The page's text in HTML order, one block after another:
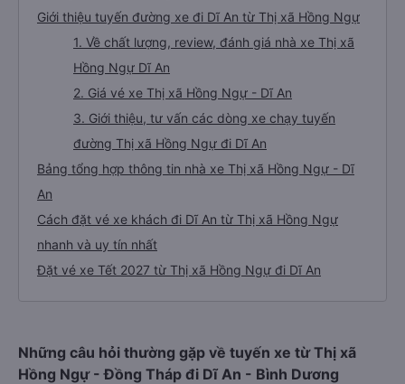
Giới thiệu tuyến đường xe đi Dĩ An từ Thị xã Hồng Ngự
1. Về chất lượng, review, đánh giá nhà xe Thị xã
Hồng Ngự Dĩ An
2. Giá vé xe Thị xã Hồng Ngự - Dĩ An
3. Giới thiệu, tư vấn các dòng xe chạy tuyến
đường Thị xã Hồng Ngự đi Dĩ An
Bảng tổng hợp thông tin nhà xe Thị xã Hồng Ngự - Dĩ
An
Cách đặt vé xe khách đi Dĩ An từ Thị xã Hồng Ngự
nhanh và uy tín nhất
Đặt vé xe Tết 2027 từ Thị xã Hồng Ngự đi Dĩ An
Những câu hỏi thường gặp về tuyến xe từ Thị xã
Hồng Ngự - Đồng Tháp đi Dĩ An - Bình Dương